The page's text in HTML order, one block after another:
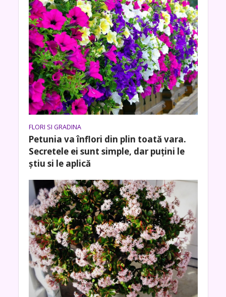
FLORI SI GRADINA
Petunia va înflori din plin toată vara.
Secretele ei sunt simple, dar puțini le
știu si le aplică